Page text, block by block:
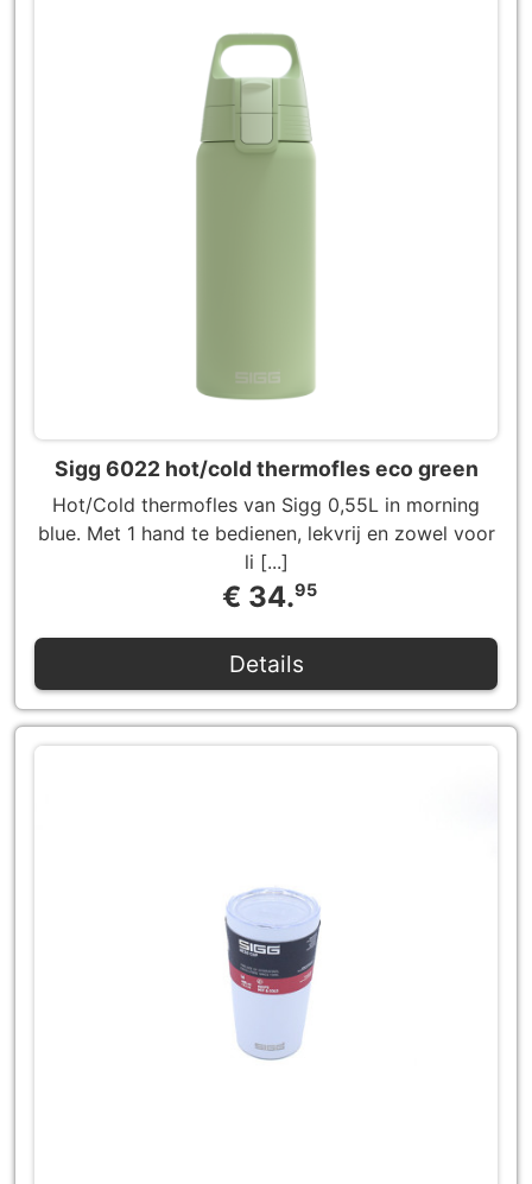
Sigg 6022 hot/cold thermofles eco green
Hot/Cold thermofles van Sigg 0,55L in morning
blue. Met 1 hand te bedienen, lekvrij en zowel voor
li [...]
€ 34.95
Details